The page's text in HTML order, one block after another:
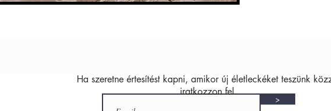
>
Ha szeretne értesítést kapni, amikor új életleckéket teszünk
iratkozzon fel.